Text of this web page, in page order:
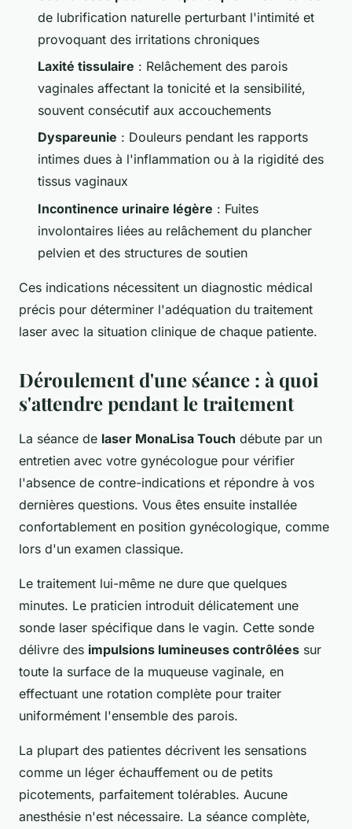
de lubrification naturelle perturbant l'intimité et
provoquant des irritations chroniques
Laxité tissulaire : Relâchement des parois
vaginales affectant la tonicité et la sensibilité,
souvent consécutif aux accouchements
Dyspareunie : Douleurs pendant les rapports
intimes dues à l'inflammation ou à la rigidité des
tissus vaginaux
Incontinence urinaire légère : Fuites
involontaires liées au relâchement du plancher
pelvien et des structures de soutien
Ces indications nécessitent un diagnostic médical
précis pour déterminer l'adéquation du traitement
laser avec la situation clinique de chaque patiente.
Déroulement d'une séance : à quoi
s'attendre pendant le traitement
La séance de laser MonaLisa Touch débute par un
entretien avec votre gynécologue pour vérifier
l'absence de contre-indications et répondre à vos
dernières questions. Vous êtes ensuite installée
confortablement en position gynécologique, comme
lors d'un examen classique.
Le traitement lui-même ne dure que quelques
minutes. Le praticien introduit délicatement une
sonde laser spécifique dans le vagin. Cette sonde
délivre des impulsions lumineuses contrôlées sur
toute la surface de la muqueuse vaginale, en
effectuant une rotation complète pour traiter
uniformément l'ensemble des parois.
La plupart des patientes décrivent les sensations
comme un léger échauffement ou de petits
picotements, parfaitement tolérables. Aucune
anesthésie n'est nécessaire. La séance complète,